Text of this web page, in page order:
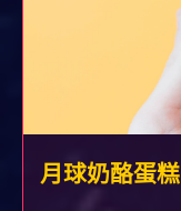
月球奶酪蛋糕